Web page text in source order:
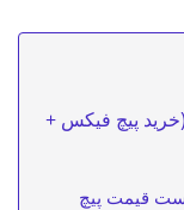
پیچ فیکس +
قیمت پیچ